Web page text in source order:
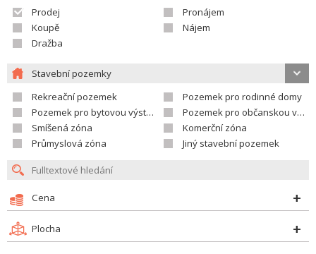
Prodej
Pronájem
Koupě
Nájem
Dražba
Stavební pozemky
Rekreační pozemek
Pozemek pro rodinné domy
Pozemek pro bytovou výstavbu
Pozemek pro občanskou vybavenost
Smíšená zóna
Komerční zóna
Průmyslová zóna
Jiný stavební pozemek
Cena
Plocha